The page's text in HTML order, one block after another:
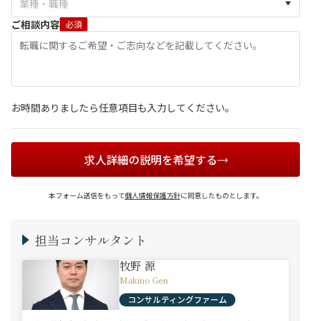
ご相談内容 必須
お時間ありましたら任意項目も入力してください。
求人詳細の説明を希望する
本フォーム送信をもって個人情報保護方針に同意したものとします。
担当コンサルタント
牧野 源
Makino Gen
コンサルティングファーム